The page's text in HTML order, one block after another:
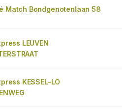
Match Bondgenotenlaan 58
LEUVEN
KESSEL-LO